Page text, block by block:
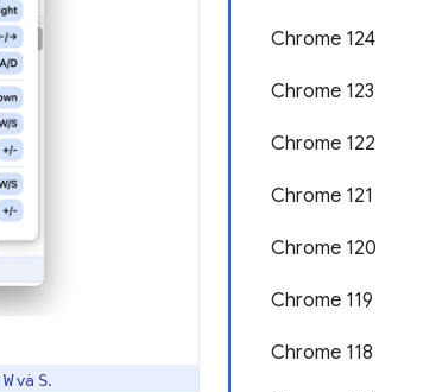
Chrome 124
Chrome 123
Chrome 122
Chrome 121
Chrome 120
Chrome 119
Chrome 118
Wvà S.